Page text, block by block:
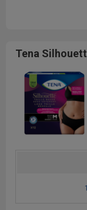
Tena